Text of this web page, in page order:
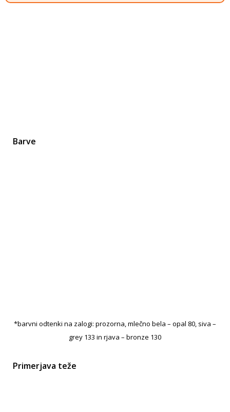
Barve
*barvni odtenki na zalogi: prozorna, mlečno bela – opal 80, siva –
grey 133 in rjava – bronze 130
Primerjava teže